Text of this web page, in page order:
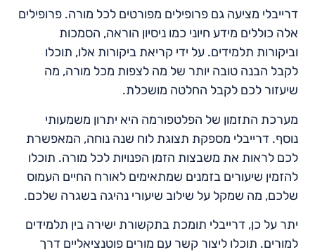
דרייבלי מציעה גם פרופילים מפורטים לכל מורה. פרופילים
אלה כוללים מידע חיוני כמו ניסיון הוראה, הסמכות
וביקורות תלמידים. על ידי קריאת ביקורות אלו, תוכלו
לקבל הבנה טובה יותר של מה לצפות מכל מורה, מה
שיעזור לכם לקבל החלטה מושכלת.
מערכת התזמון של הפלטפורמה היא יתרון משמעותי
נוסף. דרייבלי מספקת תצוגת לוח שנה נוחה, המאפשרת
לכם לראות את משבצות הזמן הפנויות לכל מורה. תוכלו
להזמין שיעורים בזמנים שמתאימים לאורח החיים העמוס
שלכם, מה שמקל על שילוב שיעורי נהיגה בשגרה שלכם.
יתר על כן, דרייבלי תומכת בתקשורת ישירה בין תלמידים
למורים. תוכלו ליצור קשר עם מורים פוטנציאליים דרך